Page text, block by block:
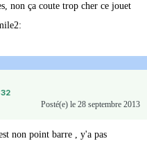
non ça coute trop cher ce jouet
Posté(e) le 28 septembre 2013
non point barre , y'a pas